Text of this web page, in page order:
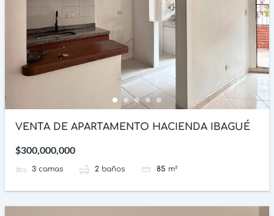
VENTA DE APARTAMENTO HACIENDA IBAGUÉ
$300,000,000
3 camas 2 baños 85 m²